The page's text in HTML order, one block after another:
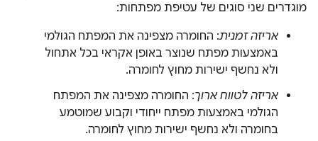
מוגדרים שני סוגים של עטיפת מפתחות:
אריזה זמנית: החומרה מצפינה את המפתח הגולמי
באמצעות מפתח שנוצר באופן אקראי בכל אתחול
ולא נחשף ישירות מחוץ לחומרה.
אריזה לטווח ארוך: החומרה מצפינה את המפתח
הגולמי באמצעות מפתח ייחודי וקבוע שמוטמע
בחומרה ולא נחשף ישירות מחוץ לחומרה.